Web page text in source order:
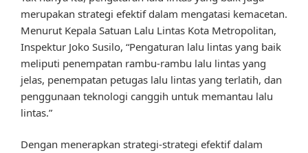
merupakan strategi efektif dalam mengatasi kemacetan.
Menurut Kepala Satuan Lalu Lintas Kota Metropolitan,
Inspektur Joko Susilo, “Pengaturan lalu lintas yang baik
meliputi penempatan rambu-rambu lalu lintas yang
jelas, penempatan petugas lalu lintas yang terlatih, dan
penggunaan teknologi canggih untuk memantau lalu
lintas.”
Dengan menerapkan strategi-strategi efektif dalam